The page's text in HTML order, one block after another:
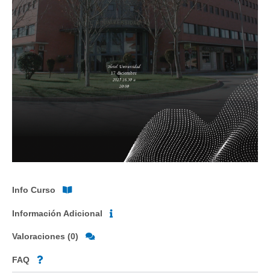
Info Curso
Información Adicional
Valoraciones (0)
FAQ